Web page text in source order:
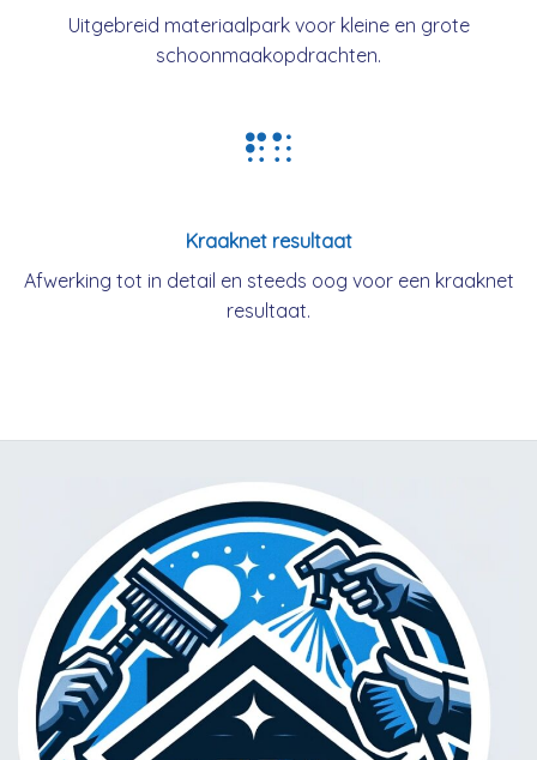
Uitgebreid materiaalpark voor kleine en grote
schoonmaakopdrachten.
Kraaknet resultaat
Afwerking tot in detail en steeds oog voor een kraaknet
resultaat.